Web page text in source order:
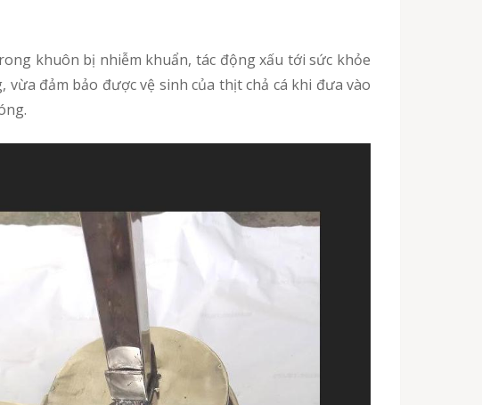
khuôn bị nhiễm khuẩn, tác động xấu tới sức khỏe
đảm bảo được vệ sinh của thịt chả cá khi đưa vào